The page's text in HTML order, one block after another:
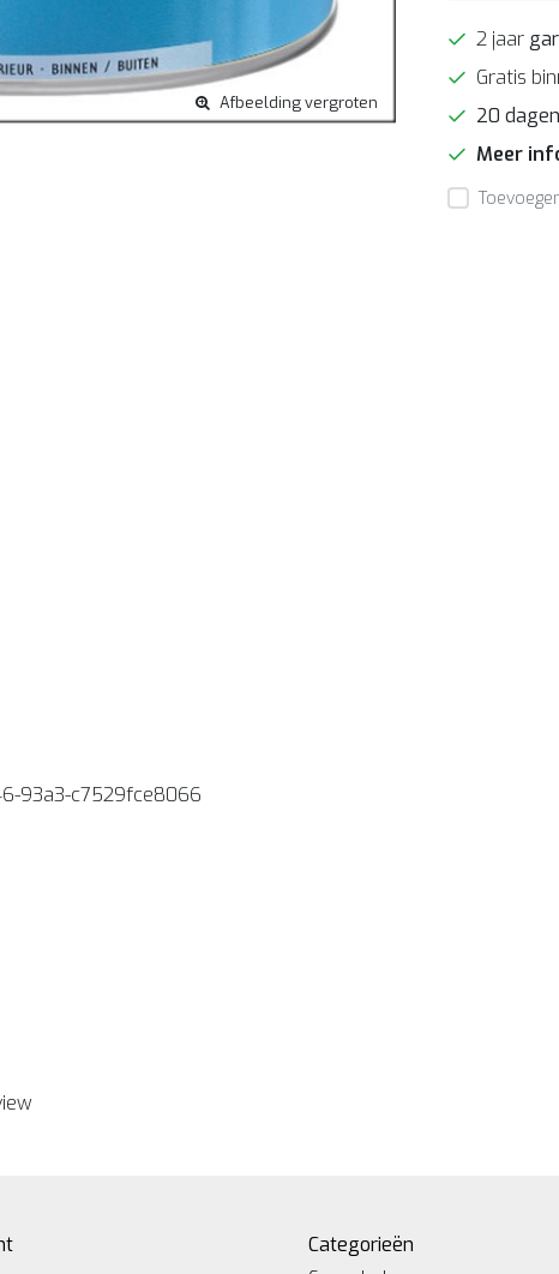
Afbeelding vergroten
2 jaar
Gratis
20 dagen
Meer
93a3-c7529fce8066
Categorieën